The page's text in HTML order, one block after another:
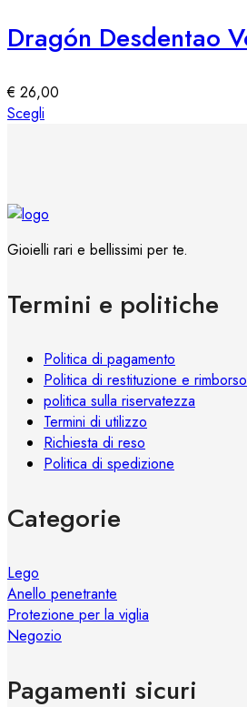
opzioni
essere
€ 26,00
Scegli
Le
opzioni
possono
scelte
del
prodotto
Gioielli rari e bellissimi per te.
Termini e politiche
Politica di pagamento
Politica di restituzione e rimborso
politica sulla riservatezza
Termini di utilizzo
Richiesta di reso
Politica di spedizione
Categorie
Lego
Anello penetrante
Protezione per la viglia
Negozio
Pagamenti sicuri